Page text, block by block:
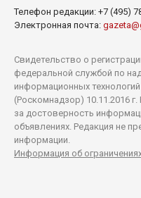
Телефон редакции: +7 (495)
Электронная почта:
Свидетельство о
федеральной службой по
информационных
(Роскомнадзор) 10.11.2016
за достоверность
объявлениях. Редакция не
информации.
Информация об